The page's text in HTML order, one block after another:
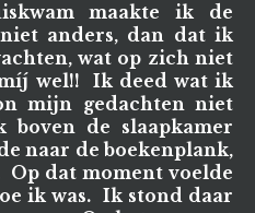
maakte ik de
anders, dan dat ik
wat op zich niet
wel!! Ik deed wat ik
mijn gedachten niet
de slaapkamer
naar de boekenplank,
Op dat moment voelde
ik was. Ik stond daar